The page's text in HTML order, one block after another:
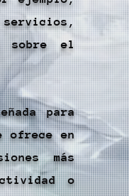
sobre el
para
ofrece en
más
o